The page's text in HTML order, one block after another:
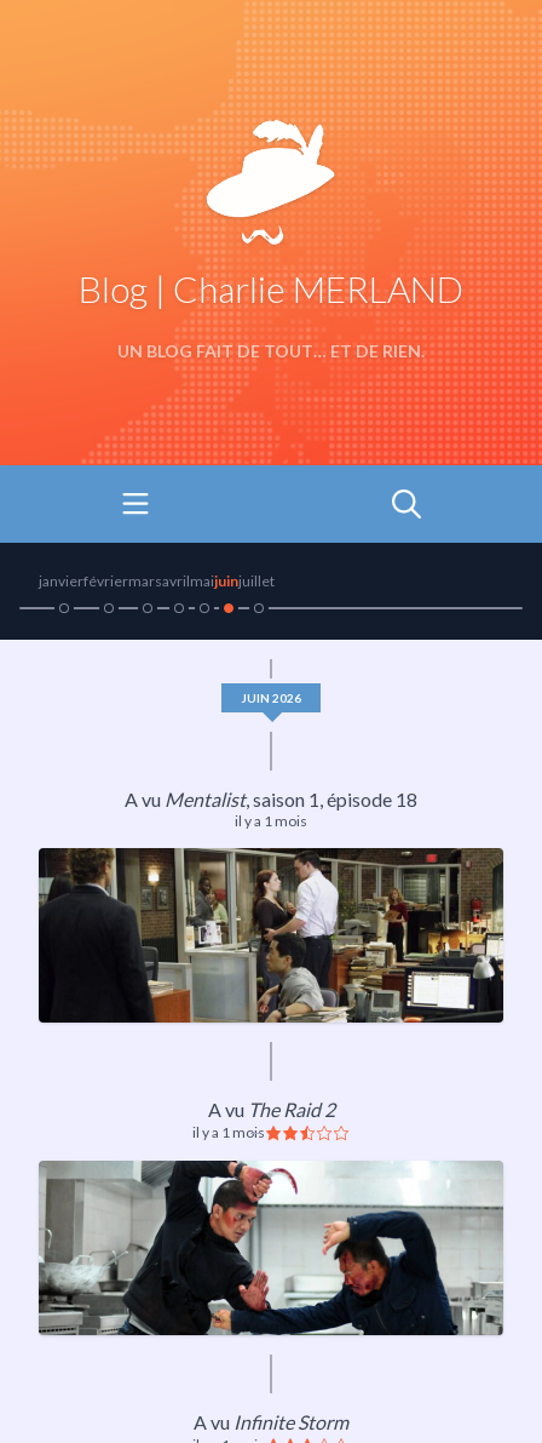
Blog | Charlie MERLAND
UN BLOG FAIT DE TOUT… ET DE RIEN.
janvierfévriermarsavrilmaijuinjuillet
JUIN 2026
A vu Mentalist,saison 1, épisode 18
il y a 1 mois
A vu The Raid 2
il y a 1 mois
A vu Infinite Storm